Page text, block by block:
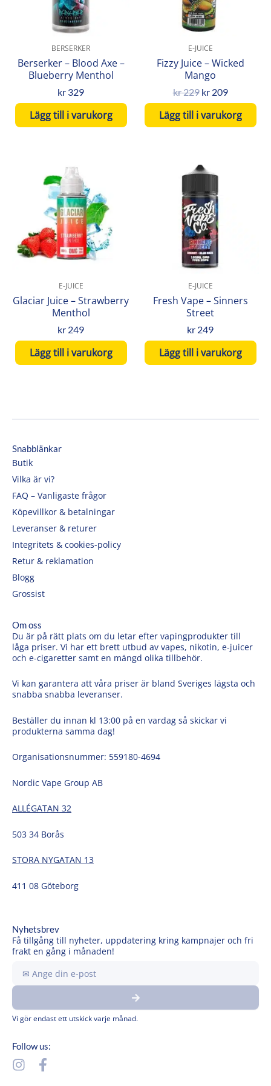
BERSERKER
Berserker – Blood Axe –
Blueberry Menthol
kr 329
Lägg till i varukorg
E-JUICE
Fizzy Juice – Wicked
Mango
kr229 kr209
Lägg till i varukorg
E-JUICE
Glaciar Juice – Strawberry
Menthol
kr 249
Lägg till i varukorg
E-JUICE
Fresh Vape – Sinners
Street
kr 249
Lägg till i varukorg
Snabblänkar
Butik
Vilka är vi?
FAQ – Vanligaste frågor
Köpevillkor & betalningar
Leveranser & returer
Integritets & cookies-policy
Retur & reklamation
Blogg
Grossist
Om oss
Du är på rätt plats om du letar efter vapingprodukter till
låga priser. Vi har ett brett utbud av vapes, nikotin, e-juicer
och e-cigaretter samt en mängd olika tillbehör.
Vi kan garantera att våra priser är bland Sveriges lägsta och
snabba snabba leveranser.
Beställer du innan kl 13:00 på en vardag så skickar vi
produkterna samma dag!
Organisationsnummer: 559180-4694
Nordic Vape Group AB
ALLÉGATAN 32
503 34 Borås
STORA NYGATAN 13
411 08 Göteborg
Nyhetsbrev
Få tillgång till nyheter, uppdatering kring kampnajer och fri
frakt en gång i månaden!
din
e-
Submit
Vi gör endast ett utskick varje månad.
Follow us:
I F
a